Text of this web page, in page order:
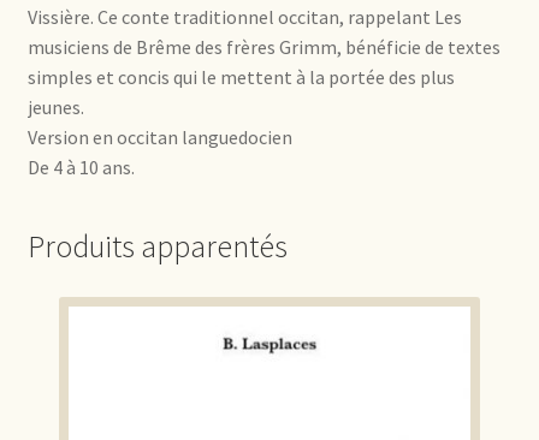
Vissière. Ce conte traditionnel occitan, rappelant Les
musiciens de Brême des frères Grimm, bénéficie de textes
simples et concis qui le mettent à la portée des plus
jeunes.
Version en occitan languedocien
De 4 à 10 ans.
Produits apparentés